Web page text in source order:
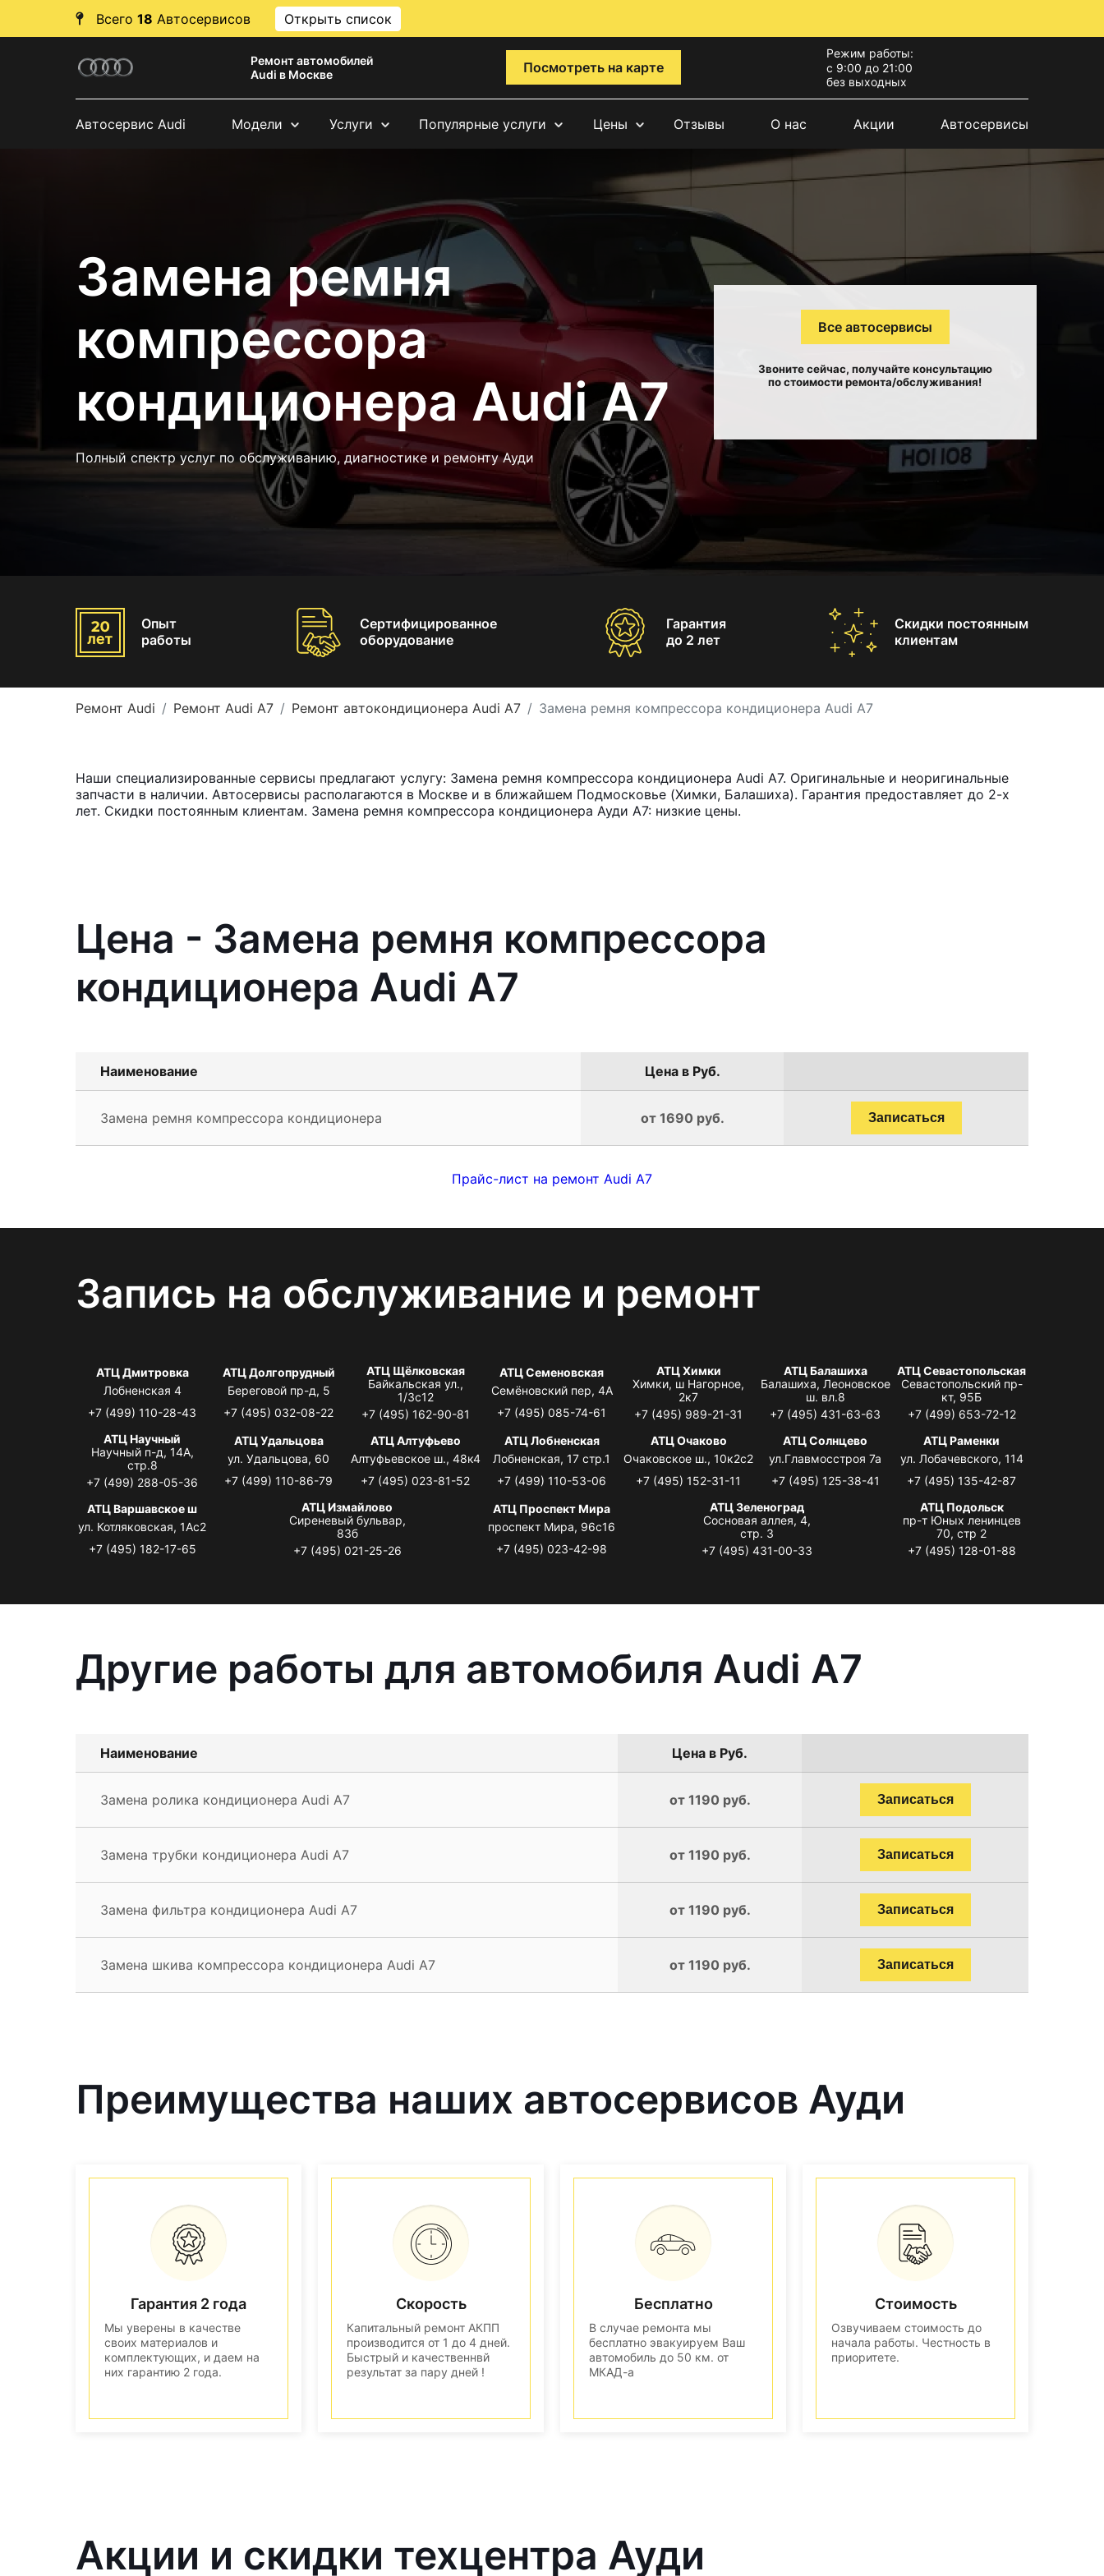
Всего 18 Автосервисов Открыть список
Ремонт автомобилей
Audi в Москве
Посмотреть на карте
Режим работы:
с 9:00 до 21:00
без выходных
Автосервис Audi Модели Услуги Популярные услуги Цены Отзывы О нас Акции Автосервисы
Замена ремня
компрессора
кондиционера Audi A7
Полный спектр услуг по обслуживанию, диагностике и ремонту Ауди
Все автосервисы
Звоните сейчас, получайте консультацию
по стоимости ремонта/обслуживания!
Опыт
работы
Сертифицированное
оборудование
Гарантия
до 2 лет
Скидки постоянным
клиентам
Ремонт Audi Ремонт Audi A7 Ремонт автокондиционера Audi A7 Замена ремня компрессора кондиционера Audi A7
Наши специализированные сервисы предлагают услугу: Замена ремня компрессора кондиционера Audi A7. Оригинальные и неоригинальные
запчасти в наличии. Автосервисы располагаются в Москве и в ближайшем Подмосковье (Химки, Балашиха). Гарантия предоставляет до 2-х
лет. Скидки постоянным клиентам. Замена ремня компрессора кондиционера Ауди А7: низкие цены.
Цена - Замена ремня компрессора
кондиционера Audi A7
Наименование Цена в Руб.
Замена ремня компрессора кондиционера от 1690 руб. Записаться
Прайс-лист на ремонт Audi A7
Запись на обслуживание и ремонт
АТЦ Дмитровка
Лобненская 4
+7 (499) 110-28-43
АТЦ Долгопрудный
Береговой пр-д, 5
+7 (495) 032-08-22
АТЦ Щёлковская
Байкальская ул.,
1/3с12
+7 (495) 162-90-81
АТЦ Семеновская
Семёновский пер, 4А
+7 (495) 085-74-61
АТЦ Химки
Химки, ш Нагорное,
2к7
+7 (495) 989-21-31
АТЦ Балашиха
Балашиха, Леоновское
ш. вл.8
+7 (495) 431-63-63
АТЦ Севастопольская
Севастопольский пр-
кт, 95Б
+7 (499) 653-72-12
АТЦ Научный
Научный п-д, 14А,
стр.8
+7 (499) 288-05-36
АТЦ Удальцова
ул. Удальцова, 60
+7 (499) 110-86-79
АТЦ Алтуфьево
Алтуфьевское ш., 48к4
+7 (495) 023-81-52
АТЦ Лобненская
Лобненская, 17 стр.1
+7 (499) 110-53-06
АТЦ Очаково
Очаковское ш., 10к2с2
+7 (495) 152-31-11
АТЦ Солнцево
ул.Главмосстроя 7а
+7 (495) 125-38-41
АТЦ Раменки
ул. Лобачевского, 114
+7 (495) 135-42-87
АТЦ Варшавское ш
ул. Котляковская, 1Ас2
+7 (495) 182-17-65
АТЦ Измайлово
Сиреневый бульвар,
83б
+7 (495) 021-25-26
АТЦ Проспект Мира
проспект Мира, 96с16
+7 (495) 023-42-98
АТЦ Зеленоград
Сосновая аллея, 4,
стр. 3
+7 (495) 431-00-33
АТЦ Подольск
пр-т Юных ленинцев
70, стр 2
+7 (495) 128-01-88
Другие работы для автомобиля Audi A7
Наименование Цена в Руб.
Замена ролика кондиционера Audi A7 от 1190 руб. Записаться
Замена трубки кондиционера Audi A7 от 1190 руб. Записаться
Замена фильтра кондиционера Audi A7 от 1190 руб. Записаться
Замена шкива компрессора кондиционера Audi A7 от 1190 руб. Записаться
Преимущества наших автосервисов Ауди
Гарантия 2 года
Мы уверены в качестве
своих материалов и
комплектующих, и даем на
них гарантию 2 года.
Скорость
Капитальный ремонт АКПП
производится от 1 до 4 дней.
Быстрый и качественнвй
результат за пару дней !
Бесплатно
В случае ремонта мы
бесплатно эвакуируем Ваш
автомобиль до 50 км. от
МКАД-а
Стоимость
Озвучиваем стоимость до
начала работы. Честность в
приоритете.
Акции и скидки техцентра Ауди